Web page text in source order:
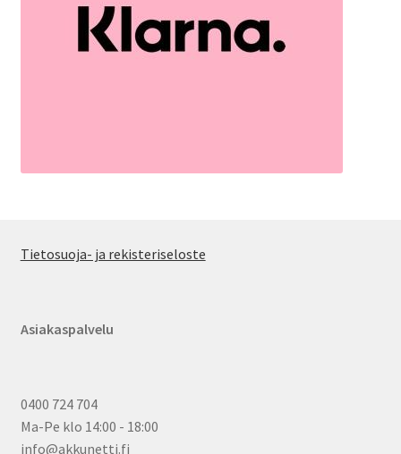
Tietosuoja- ja rekisteriseloste
Asiakaspalvelu
0400 724 704
Ma-Pe klo 14:00 - 18:00
info@akkunetti.fi